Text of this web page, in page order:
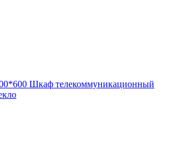
Шкаф телекоммуникационный